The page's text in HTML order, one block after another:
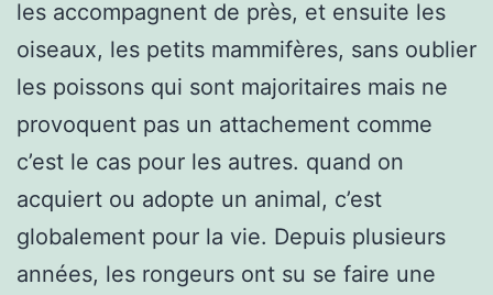
les accompagnent de près, et ensuite les
oiseaux, les petits mammifères, sans oublier
les poissons qui sont majoritaires mais ne
provoquent pas un attachement comme
c’est le cas pour les autres. quand on
acquiert ou adopte un animal, c’est
globalement pour la vie. Depuis plusieurs
années, les rongeurs ont su se faire une